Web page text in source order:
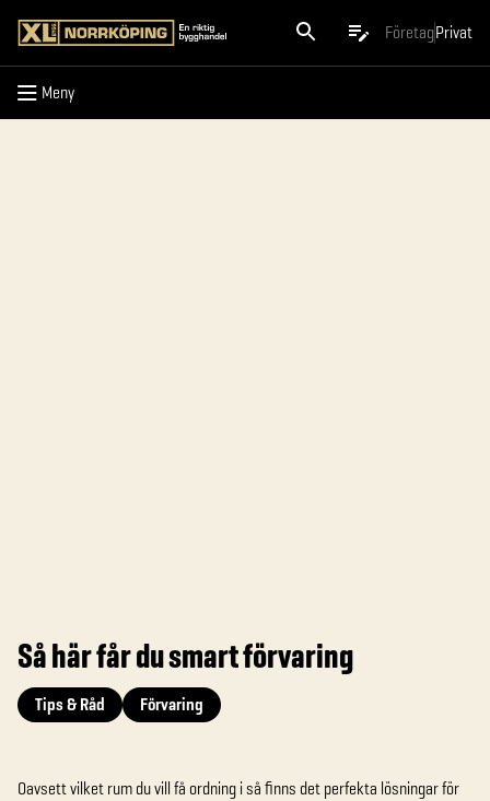
FöretagPrivat
Meny
Meny
Så här får du smart förvaring
Tips & Råd Förvaring
Oavsett vilket rum du vill få ordning i så finns det perfekta lösningar för